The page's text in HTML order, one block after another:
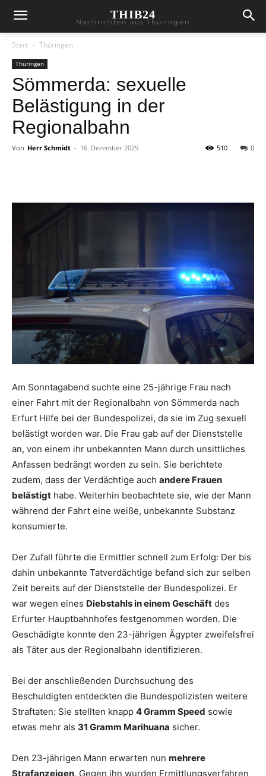
THIB24
Nachrichten aus Thüringen
Start Thüringen
Thüringen
Sömmerda: sexuelle
Belästigung in der
Regionalbahn
Von Herr Schmidt - 16. Dezember 2025 0
510
Am Sonntagabend suchte eine 25-jährige Frau nach
einer Fahrt mit der Regionalbahn von Sömmerda nach
Erfurt Hilfe bei der Bundespolizei, da sie im Zug sexuell
belästigt worden war. Die Frau gab auf der Dienststelle
an, von einem ihr unbekannten Mann durch unsittliches
Anfassen bedrängt worden zu sein. Sie berichtete
zudem, dass der Verdächtige auch andere Frauen
belästigt habe. Weiterhin beobachtete sie, wie der Mann
während der Fahrt eine weiße, unbekannte Substanz
konsumierte.
Der Zufall führte die Ermittler schnell zum Erfolg: Der bis
dahin unbekannte Tatverdächtige befand sich zur selben
Zeit bereits auf der Dienststelle der Bundespolizei. Er
war wegen eines Diebstahls in einem Geschäft des
Erfurter Hauptbahnhofes festgenommen worden. Die
Geschädigte konnte den 23-jährigen Ägypter zweifelsfrei
als Täter aus der Regionalbahn identifizieren.
Bei der anschließenden Durchsuchung des
Beschuldigten entdeckten die Bundespolizisten weitere
Straftaten: Sie stellten knapp 4 Gramm Speed sowie
etwas mehr als 31 Gramm Marihuana sicher.
Den 23-jährigen Mann erwarten nun mehrere
Strafanzeigen. Gegen ihn wurden Ermittlungsverfahren